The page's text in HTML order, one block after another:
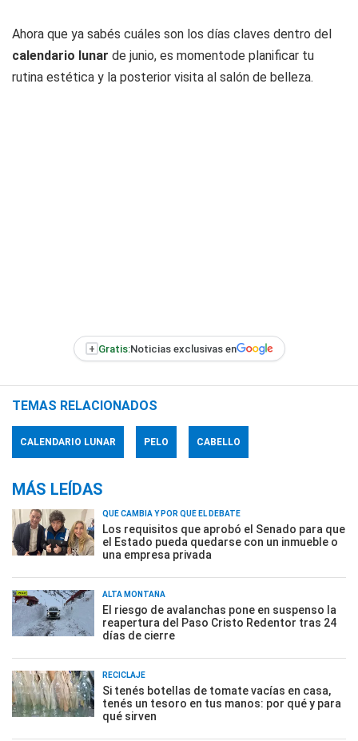
Ahora que ya sabés cuáles son los días claves dentro del
calendario lunar de junio, es momentode planificar tu
rutina estética y la posterior visita al salón de belleza.
+ Gratis:Noticias exclusivas en
TEMAS RELACIONADOS
CALENDARIO LUNAR PELO CABELLO
MÁS LEÍDAS
QUÉ CAMBIA Y POR QUÉ EL DEBATE
Los requisitos que aprobó el Senado para que
el Estado pueda quedarse con un inmueble o
una empresa privada
ALTA MONTAÑA
El riesgo de avalanchas pone en suspenso la
reapertura del Paso Cristo Redentor tras 24
días de cierre
RECICLAJE
Si tenés botellas de tomate vacías en casa,
tenés un tesoro en tus manos: por qué y para
qué sirven